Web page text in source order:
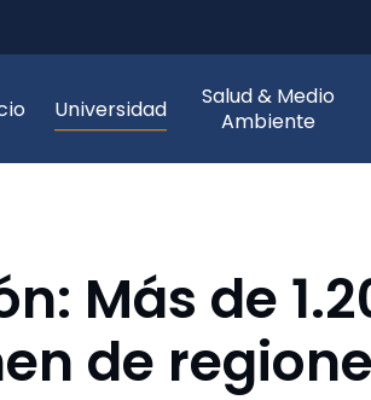
Universidad
Salud & Medio
Ambiente
Más de
de